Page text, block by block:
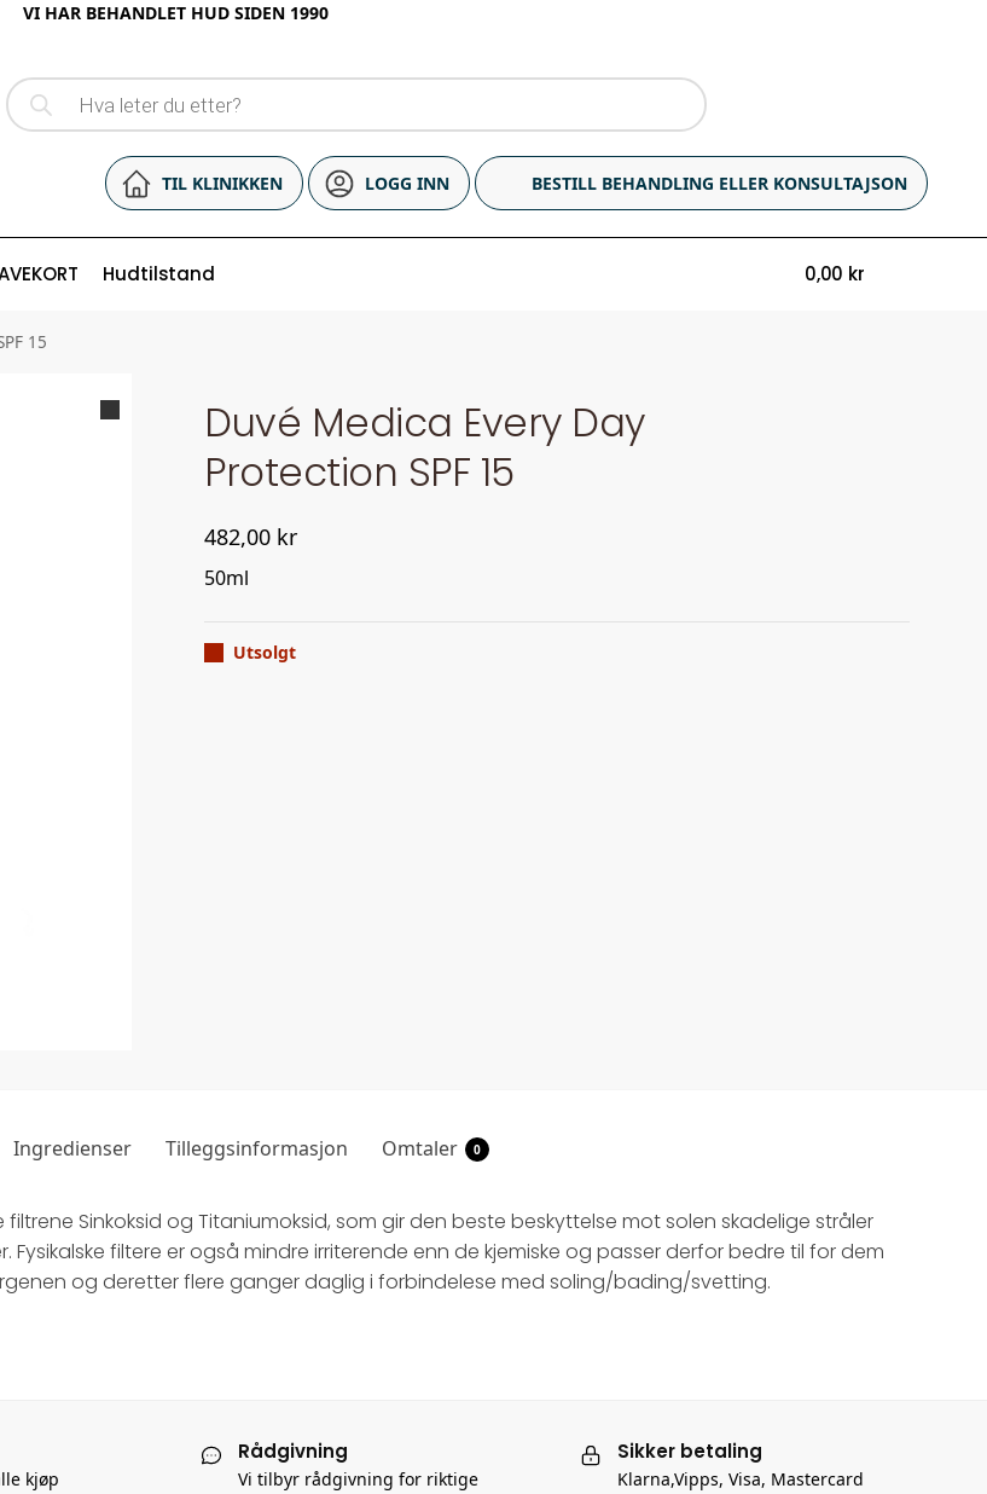
VI HAR BEHANDLET HUD SIDEN 1990
TIL KLINIKKEN LOGG INN BESTILL BEHANDLING ELLER KONSULTAJSON
Hudtilstand 0,00 kr
15
Duvé Medica Every Day
Protection SPF 15
482,00 kr
50ml
Utsolgt
Ingredienser Tilleggsinformasjon Omtaler 0
Sinkoksid og Titaniumoksid, som gir den beste beskyttelse mot solen skadelige stråler
filtere er også mindre irriterende enn de kjemiske og passer derfor bedre til for dem
og deretter flere ganger daglig i forbindelese med soling/bading/svetting.
kjøp
Rådgivning
Vi tilbyr rådgivning for riktige
Sikker betaling
Klarna,Vipps, Visa, Mastercard